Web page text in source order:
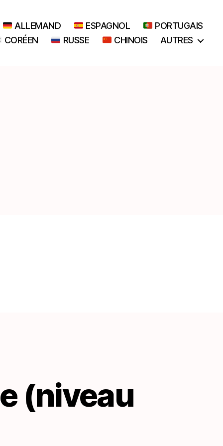
ALLEMAND ESPAGNOL
PORTUGAIS
CORÉEN RUSSE CHINOIS AUTRES
(niveau